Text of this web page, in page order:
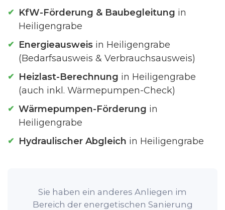
KfW-Förderung & Baubegleitung in
Heiligengrabe
Energieausweis in Heiligengrabe
(Bedarfsausweis & Verbrauchsausweis)
Heizlast-Berechnung in Heiligengrabe
(auch inkl. Wärmepumpen-Check)
Wärmepumpen-Förderung in
Heiligengrabe
Hydraulischer Abgleich in Heiligengrabe
Sie haben ein anderes Anliegen im
Bereich der energetischen Sanierung